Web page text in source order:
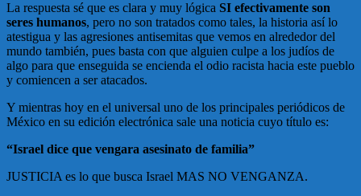
La respuesta sé que es clara y muy lógica SI efectivamente son
seres humanos, pero no son tratados como tales, la historia así lo
atestigua y las agresiones antisemitas que vemos en alrededor del
mundo también, pues basta con que alguien culpe a los judíos de
algo para que enseguida se encienda el odio racista hacia este pueblo
y comiencen a ser atacados.
Y mientras hoy en el universal uno de los principales periódicos de
México en su edición electrónica sale una noticia cuyo título es:
“Israel dice que vengara asesinato de familia”
JUSTICIA es lo que busca Israel MAS NO VENGANZA.